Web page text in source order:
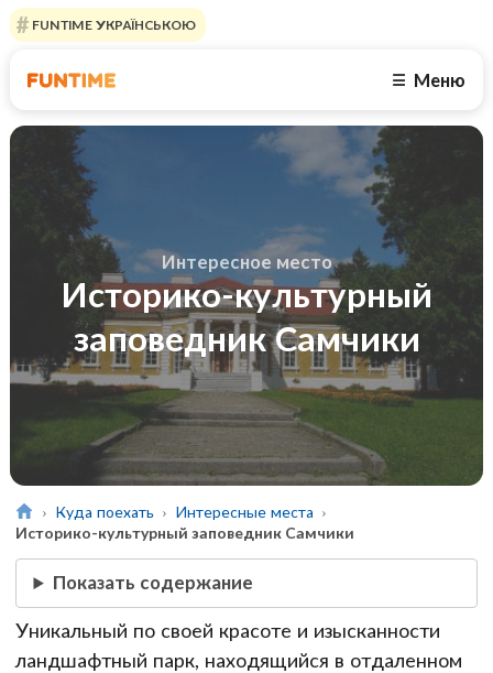
FUNTIME УКРАЇНСЬКОЮ
☰ Меню
Интересное место
Историко-культурный
заповедник Самчики
Куда поехать
Интересные места
Историко-культурный заповедник Самчики
Показать содержание
Уникальный по своей красоте и изысканности
ландшафтный парк, находящийся в отдаленном